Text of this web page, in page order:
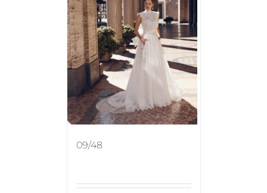
09/48